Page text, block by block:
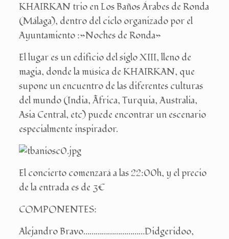
KHAIRKAN trio en Los Baños Árabes de Ronda
(Málaga), dentro del ciclo organizado por el
Ayuntamiento :»Noches de Ronda»
El lugar es un edificio del siglo XIII, lleno de
magia, donde la música de KHAIRKAN, que
supone un encuentro de las diferentes culturas
del mundo (India, Ãfrica, Turquia, Australia,
Asia Central, etc) puede encontrar un escenario
especialmente inspirador.
El concierto comenzará a las 22:00h, y el precio
de la entrada es de 3€
COMPONENTES:
Alejandro Bravo…………………………Didgeridoo,